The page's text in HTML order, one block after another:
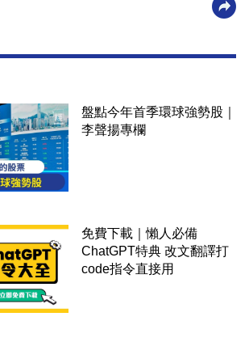
盤點今年首季環球強勢股｜
李聲揚專欄
免費下載｜懶人必備
ChatGPT特典 改文翻譯打
code指令直接用